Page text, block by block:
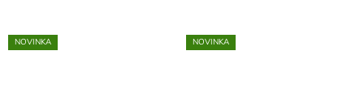
NOVINKA NOVINKA